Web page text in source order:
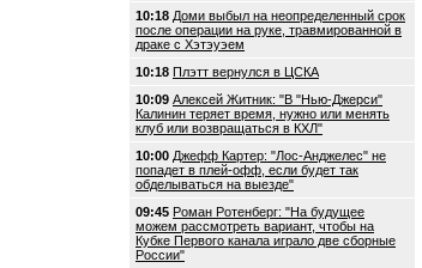
10:18 Доми выбыл на неопределенный срок
после операции на руке, травмированной в
драке с Хэтэуэем
10:18 Плэтт вернулся в ЦСКА
10:09 Алексей Житник: "В "Нью-Джерси"
Калинин теряет время, нужно или менять
клуб или возвращаться в КХЛ"
10:00 Джефф Картер: "Лос-Анджелес" не
попадет в плей-офф, если будет так
обделываться на выезде"
09:45 Роман Ротенберг: "На будущее
можем рассмотреть вариант, чтобы на
Кубке Первого канала играло две сборные
России"